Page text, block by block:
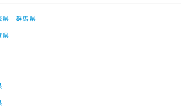
県
群馬県
県